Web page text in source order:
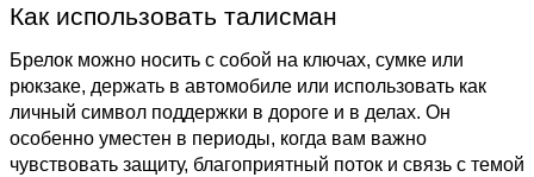
Как использовать талисман
Брелок можно носить с собой на ключах, сумке или
рюкзаке, держать в автомобиле или использовать как
личный символ поддержки в дороге и в делах. Он
особенно уместен в периоды, когда вам важно
чувствовать защиту, благоприятный поток и связь с темой